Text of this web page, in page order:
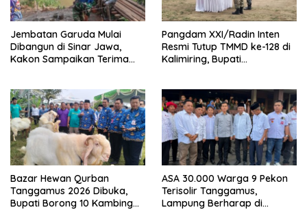
Jembatan Garuda Mulai
Dibangun di Sinar Jawa,
Kakon Sampaikan Terima
Pangdam XXI/Radin Inten
Resmi Tutup TMMD ke-128 di
Kalimiring, Bupati
Bazar Hewan Qurban
Tanggamus 2026 Dibuka,
Bupati Borong 10 Kambing
ASA 30.000 Warga 9 Pekon
Terisolir Tanggamus,
Lampung Berharap di